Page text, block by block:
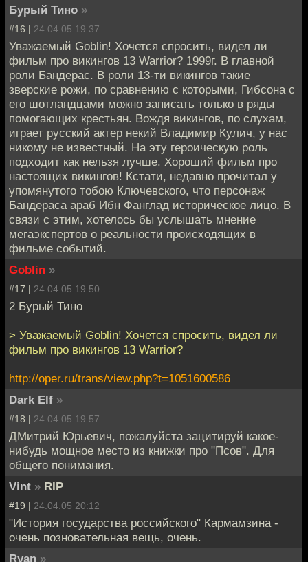
Бурый Тино »
#16 | 24.04.05 19:37
Уважаемый Goblin! Хочется спросить, видел ли
фильм про викингов 13 Warrior? 1999г. В главной
роли Бандерас. В роли 13-ти викингов такие
зверские рожи, по сравнению с которыми, Гибсона с
его шотландцами можно записать только в ряды
помогающих крестьян. Вождя викингов, по слухам,
играет русский актер некий Владимир Кулич, у нас
никому не известный. На эту героическую роль
подходит как нельзя лучше. Хороший фильм про
настоящих викингов! Кстати, недавно прочитал у
упомянутого тобою Ключевского, что персонаж
Бандераса араб Ибн Фанглад историческое лицо. В
связи с этим, хотелось бы услышать мнение
мегаэкспертов о реальности происходящих в
фильме событий.
Goblin »
#17 | 24.04.05 19:50
2 Бурый Тино
> Уважаемый Goblin! Хочется спросить, видел ли
фильм про викингов 13 Warrior?
http://oper.ru/trans/view.php?t=1051600586
Dark Elf »
#18 | 24.04.05 19:57
ДМитрий Юрьевич, пожалуйста зацитируй какое-
нибудь мощное место из книжки про "Псов". Для
общего понимания.
Vint » RIP
#19 | 24.04.05 20:12
"История государства российского" Кармамзина -
очень позновательная вещь, очень.
Ryan »